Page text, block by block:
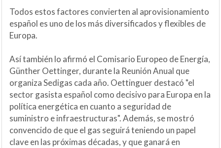
Todos estos factores convierten al aprovisionamiento
español es uno de los más diversificados y flexibles de
Europa.
Así también lo afirmó el Comisario Europeo de Energía,
Günther Oettinger, durante la Reunión Anual que
organiza Sedigas cada año. Oettinguer destacó "el
sector gasista español como decisivo para Europa en la
política energética en cuanto a seguridad de
suministro e infraestructuras". Además, se mostró
convencido de que el gas seguirá teniendo un papel
clave en las próximas décadas, y que ganará en